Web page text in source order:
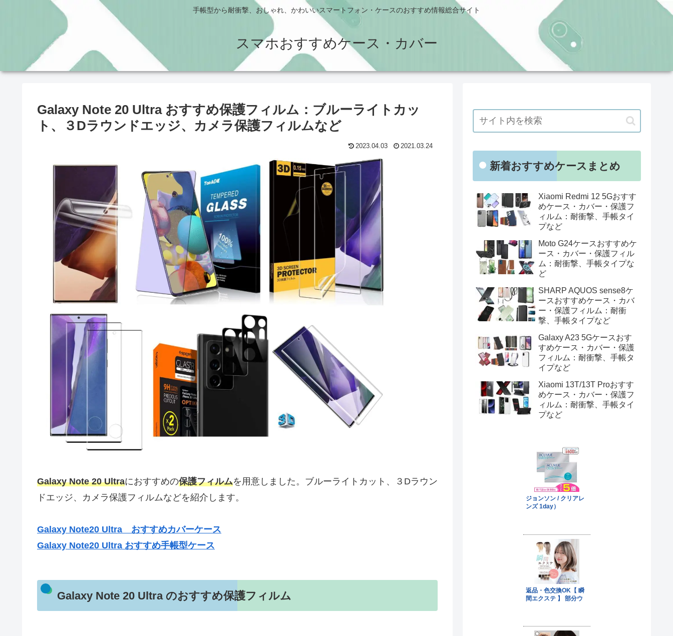
手帳型から耐衝撃、おしゃれ、かわいいスマートフォン・ケースのおすすめ情報総合サイト
スマホおすすめケース・カバー
Galaxy Note 20 Ultra おすすめ保護フィルム：ブルーライトカッ
ト、３Dラウンドエッジ、カメラ保護フィルムなど
2023.04.03 2021.03.24
Galaxy Note 20 Ultraにおすすめの保護フィルムを用意しました。ブルーライトカット、３Dラウン
ドエッジ、カメラ保護フィルムなどを紹介します。
Galaxy Note20 Ultra おすすめカバーケース
Galaxy Note20 Ultra おすすめ手帳型ケース
Galaxy Note 20 Ultra のおすすめ保護フィルム
新着おすすめケースまとめ
Xiaomi Redmi 12 5Gおすす
めケース・カバー・保護フ
ィルム：耐衝撃、手帳タイ
プなど
Moto G24ケースおすすめケ
ース・カバー・保護フィル
ム：耐衝撃、手帳タイプな
ど
SHARP AQUOS sense8ケ
ースおすすめケース・カバ
ー・保護フィルム：耐衝
撃、手帳タイプなど
Galaxy A23 5Gケースおす
すめケース・カバー・保護
フィルム：耐衝撃、手帳タ
イプなど
Xiaomi 13T/13T Proおすす
めケース・カバー・保護フ
ィルム：耐衝撃、手帳タイ
プなど